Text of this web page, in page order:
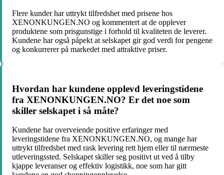
Flere kunder har uttrykt tilfredshet med prisene hos
XENONKUNGEN.NO og kommentert at de opplever
produktene som prisgunstige i forhold til kvaliteten de leverer.
Kundene har også påpekt at selskapet gir god verdi for pengene
og konkurrerer på markedet med attraktive priser.
Hvordan har kundene opplevd leveringstidene
fra XENONKUNGEN.NO? Er det noe som
skiller selskapet i så måte?
Kundene har overveiende positive erfaringer med
leveringstidene fra XENONKUNGEN.NO, og mange har
uttrykt tilfredshet med rask levering rett hjem eller til nærmeste
utleveringssted. Selskapet skiller seg positivt ut ved å tilby
kjappe leveranser og effektiv logistikk, noe som har gitt